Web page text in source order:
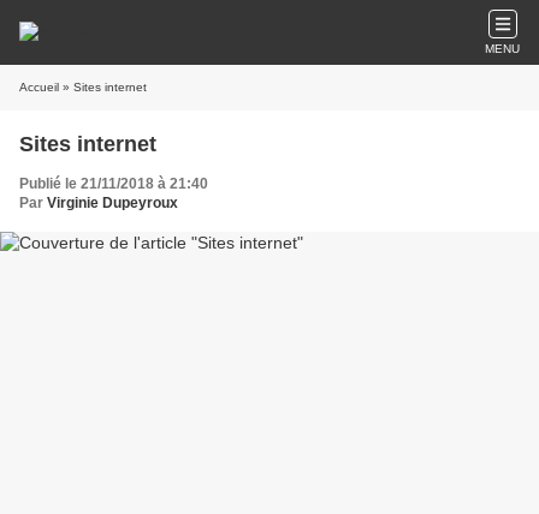
MENU
Accueil » Sites internet
Sites internet
Publié le 21/11/2018 à 21:40
Par Virginie Dupeyroux